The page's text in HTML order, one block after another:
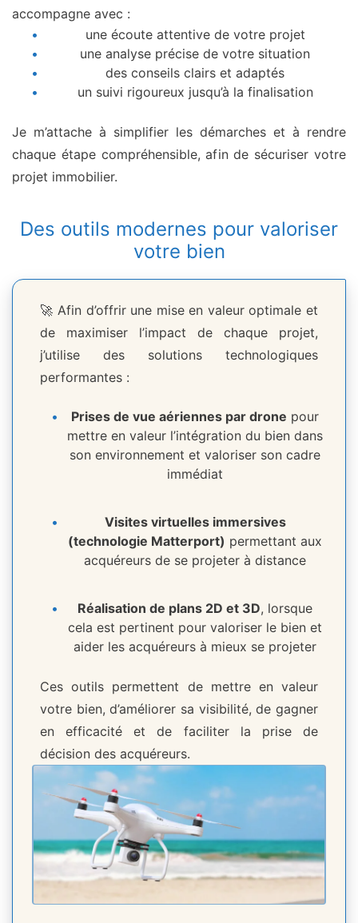
accompagne avec :
une écoute attentive de votre projet
une analyse précise de votre situation
des conseils clairs et adaptés
un suivi rigoureux jusqu’à la finalisation
Je m’attache à simplifier les démarches et à rendre
chaque étape compréhensible, afin de sécuriser votre
projet immobilier.
Des outils modernes pour valoriser
votre bien
🚀 Afin d’offrir une mise en valeur optimale et
de maximiser l’impact de chaque projet,
j’utilise des solutions technologiques
performantes :
Prises de vue aériennes par drone pour
mettre en valeur l’intégration du bien dans
son environnement et valoriser son cadre
immédiat
Visites virtuelles immersives
(technologie Matterport) permettant aux
acquéreurs de se projeter à distance
Réalisation de plans 2D et 3D, lorsque
cela est pertinent pour valoriser le bien et
aider les acquéreurs à mieux se projeter
Ces outils permettent de mettre en valeur
votre bien, d’améliorer sa visibilité, de gagner
en efficacité et de faciliter la prise de
décision des acquéreurs.